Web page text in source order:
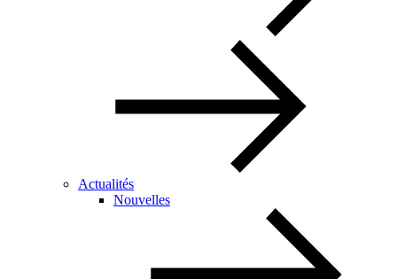
Actualités
Nouvelles